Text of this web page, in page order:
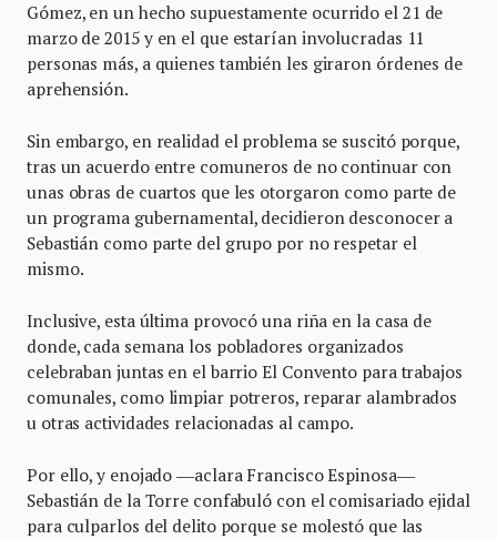
Gómez, en un hecho supuestamente ocurrido el 21 de
marzo de 2015 y en el que estarían involucradas 11
personas más, a quienes también les giraron órdenes de
aprehensión.
Sin embargo, en realidad el problema se suscitó porque,
tras un acuerdo entre comuneros de no continuar con
unas obras de cuartos que les otorgaron como parte de
un programa gubernamental, decidieron desconocer a
Sebastián como parte del grupo por no respetar el
mismo.
Inclusive, esta última provocó una riña en la casa de
donde, cada semana los pobladores organizados
celebraban juntas en el barrio El Convento para trabajos
comunales, como limpiar potreros, reparar alambrados
u otras actividades relacionadas al campo.
Por ello, y enojado ―aclara Francisco Espinosa―
Sebastián de la Torre confabuló con el comisariado ejidal
para culparlos del delito porque se molestó que las